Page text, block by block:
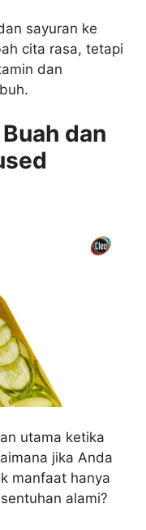
sayuran ke
cita rasa, tetapi
dan
dan
utama ketika
jika Anda
manfaat hanya
alami?